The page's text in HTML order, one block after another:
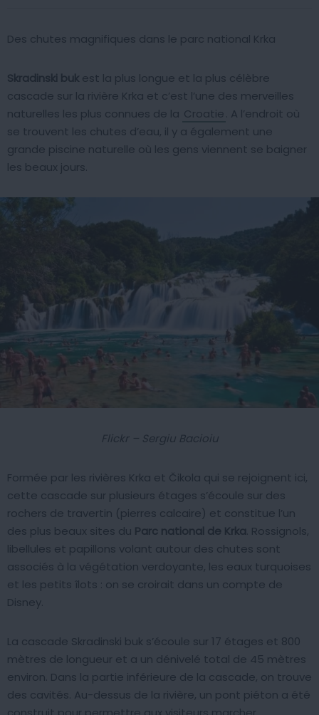
Des chutes magnifiques dans le parc national Krka
Skradinski buk est la plus longue et la plus célèbre
cascade sur la rivière Krka et c’est l’une des merveilles
naturelles les plus connues de la Croatie . A l’endroit où
se trouvent les chutes d’eau, il y a également une
grande piscine naturelle où les gens viennent se baigner
les beaux jours.
Flickr – Sergiu Bacioiu
Formée par les rivières Krka et Čikola qui se rejoignent ici,
cette cascade sur plusieurs étages s’écoule sur des
rochers de travertin (pierres calcaire) et constitue l’un
des plus beaux sites du Parc national de Krka . Rossignols,
libellules et papillons volant autour des chutes sont
associés à la végétation verdoyante, les eaux turquoises
et les petits îlots : on se croirait dans un compte de
Disney.
La cascade Skradinski buk s’écoule sur 17 étages et 800
mètres de longueur et a un dénivelé total de 45 mètres
environ. Dans la partie inférieure de la cascade, on trouve
des cavités. Au-dessus de la rivière, un pont piéton a été